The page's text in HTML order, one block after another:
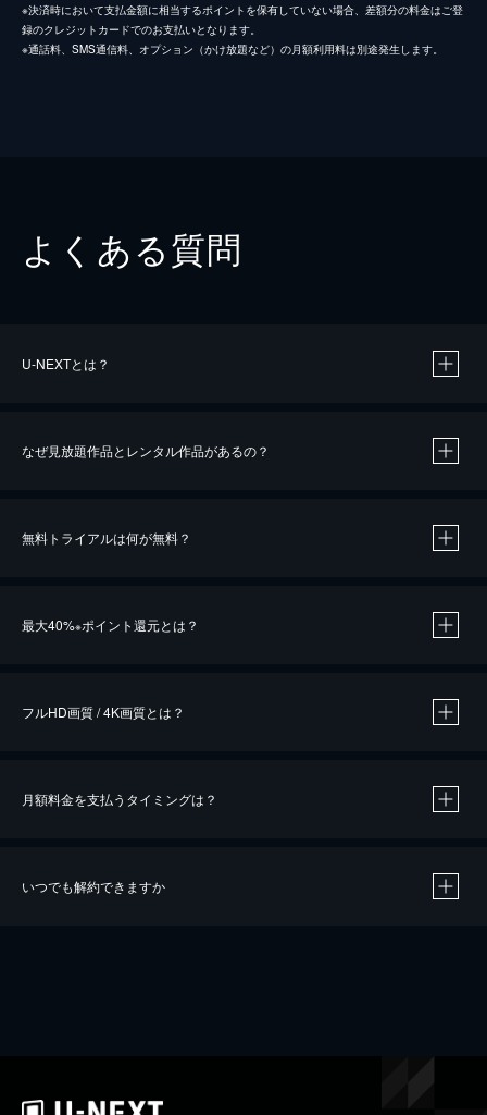
※決済時において支払金額に相当するポイントを保有していない場合、差額分の料金はご登
録のクレジットカードでのお支払いとなります。
※通話料、SMS通信料、オプション（かけ放題など）の月額利用料は別途発生します。
よくある質問
U-NEXTとは？
なぜ見放題作品とレンタル作品があるの？
無料トライアルは何が無料？
最大40%※ポイント還元とは？
※40％ポイント還元の対象は、クレジットカード決済による作品の購入 / レンタルです。
iOSアプリのUコイン決済による作品の購入 / レンタルは、20％のポイント還元です。
フルHD画質 / 4K画質とは？
月額料金を支払うタイミングは？
いつでも解約できますか